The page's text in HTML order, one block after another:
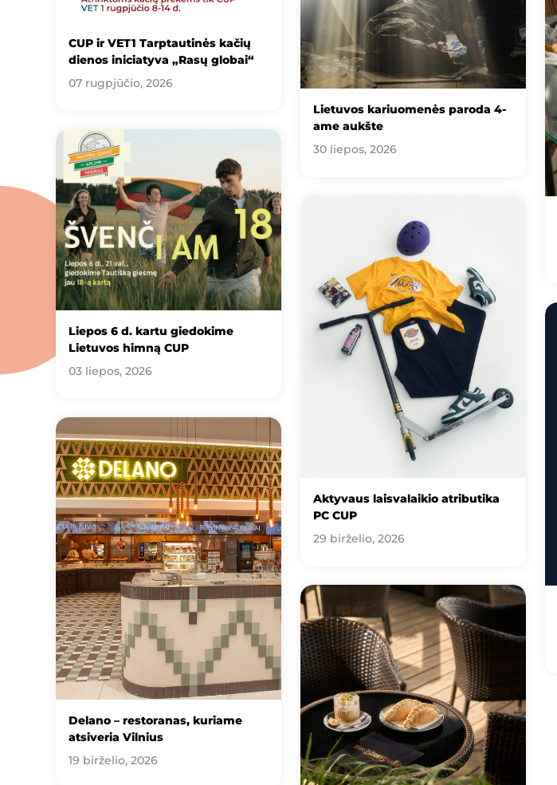
CUP ir VET1 Tarptautinės kačių
dienos iniciatyva „Rasų globai“
07 rugpjūčio, 2026
Lietuvos kariuomenės paroda 4-
ame aukšte
30 liepos, 2026
Liepos 6 d. kartu giedokime
Lietuvos himną CUP
03 liepos, 2026
Aktyvaus laisvalaikio atributika
PC CUP
29 birželio, 2026
Delano – restoranas, kuriame
atsiveria Vilnius
19 birželio, 2026